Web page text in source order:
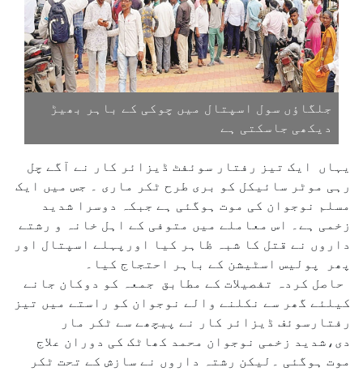
جلگاؤں سول اسپتال میں چوکی کے باہر بھیڑ
دیکھی جاسکتی ہے
یہاں ایک تیز رفتار سوئفٹ ڈیزائر کار نے آگے چل
رہی موٹر سائیکل کو بری طرح ٹکر ماری ۔ جس میں ایک
مسلم نوجوان کی موت ہوگئی ہے جبکہ دوسرا شدید
زخمی ہے۔ اس معاملے میں متوفی کے اہل خانہ و رشتے
داروں نے قتل کا شبہ ظاہر کیا اورپہلے اسپتال اور
پھر پولیس اسٹیشن کے باہر احتجاج کیا۔
حاصل کردہ تفصیلات کے مطابق جمعہ کو دوکان جانے
کیلئے گھر سے نکلنے والے نوجوان کو راستے میں تیز
رفتارسوئف ڈیزائر کار نے پیچھے سے ٹکر مار
دی،شدید زخمی نوجوان محمد کھاٹک کی دوران علاج
موت ہوگئی ۔لیکن رشتہ داروں نے سازش کے تحت ٹکر